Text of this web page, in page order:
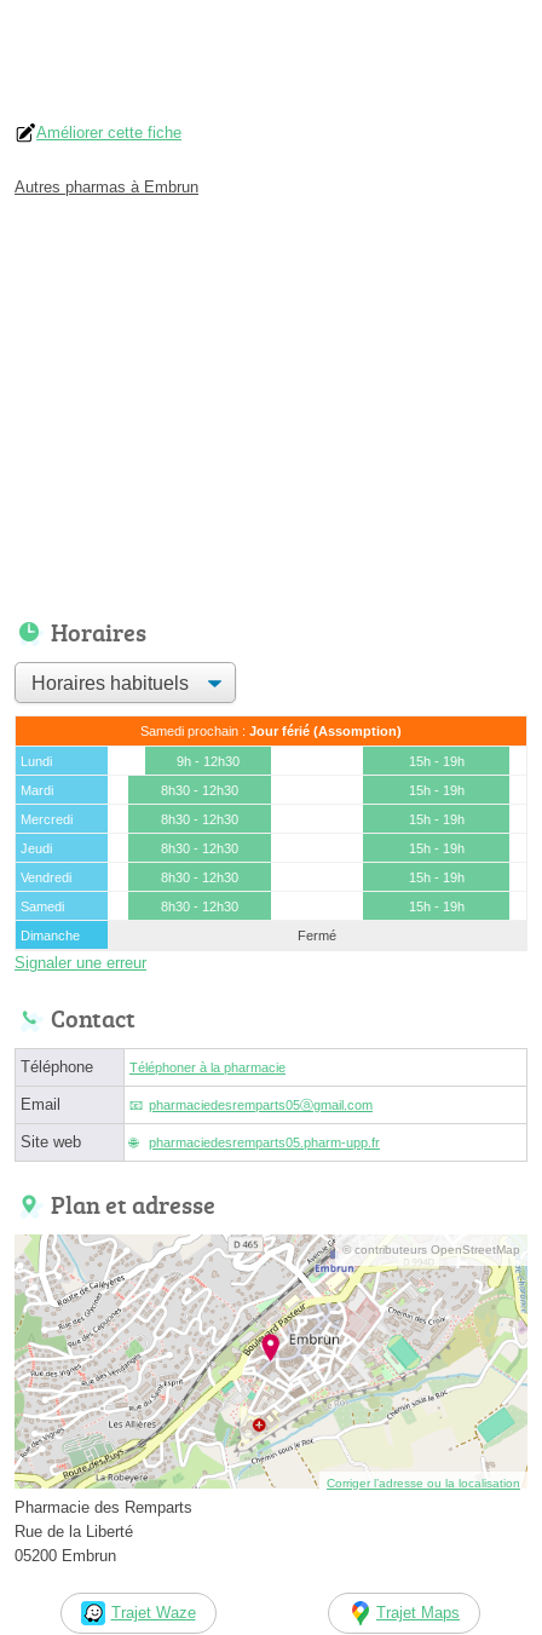
Améliorer cette fiche
Autres pharmas à Embrun
Horaires
Samedi prochain : Jour férié (Assomption)
Lundi 9h - 12h30
15h - 19h
Mardi
8h30 - 12h30
15h - 19h
Mercredi
8h30 - 12h30
15h - 19h
Jeudi
8h30 - 12h30
15h - 19h
Vendredi
8h30 - 12h30
15h - 19h
Samedi
8h30 - 12h30
15h - 19h
Dimanche
Fermé
Signaler une erreur
Contact
Téléphone Téléphoner à la pharmacie
Email pharmaciedesremparts05ⓐgmail.com
Site web pharmaciedesremparts05.pharm-upp.fr
Plan et adresse
© contributeurs OpenStreetMap
Corriger l’adresse ou la localisation
Pharmacie des Remparts
Rue de la Liberté
05200 Embrun
Trajet Waze Trajet Maps